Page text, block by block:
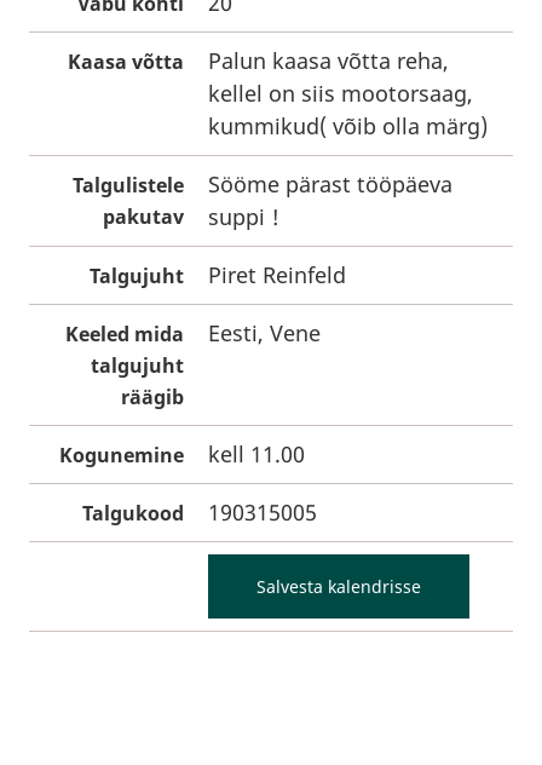
Kaasa võtta
Palun kaasa võtta reha,
kellel on siis mootorsaag,
kummikud( võib olla märg)
Talgulistele
pakutav
Sööme pärast tööpäeva
suppi !
Talgujuht Piret Reinfeld
Keeled mida
talgujuht
räägib
Eesti, Vene
Kogunemine kell 11.00
Talgukood 190315005
Salvesta kalendrisse